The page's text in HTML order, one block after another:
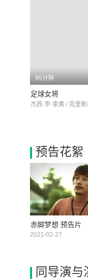
95分钟
足球女将
预告花絮
赤脚梦想 预告片
2021-02-27
同导演与